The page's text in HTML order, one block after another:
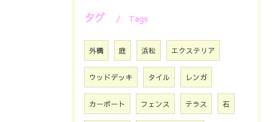
タグ Tags
外構 庭 浜松 エクステリア
ウッドデッキ タイル レンガ
カーポート フェンス テラス 石